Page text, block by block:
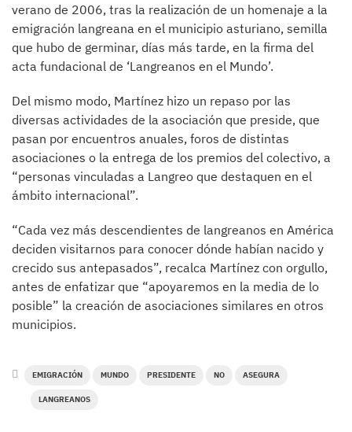
verano de 2006, tras la realización de un homenaje a la
emigración langreana en el municipio asturiano, semilla
que hubo de germinar, días más tarde, en la firma del
acta fundacional de ‘Langreanos en el Mundo’.
Del mismo modo, Martínez hizo un repaso por las
diversas actividades de la asociación que preside, que
pasan por encuentros anuales, foros de distintas
asociaciones o la entrega de los premios del colectivo, a
“personas vinculadas a Langreo que destaquen en el
ámbito internacional”.
“Cada vez más descendientes de langreanos en América
deciden visitarnos para conocer dónde habían nacido y
crecido sus antepasados”, recalca Martínez con orgullo,
antes de enfatizar que “apoyaremos en la media de lo
posible” la creación de asociaciones similares en otros
municipios.
EMIGRACIÓN MUNDO PRESIDENTE NO ASEGURA
LANGREANOS